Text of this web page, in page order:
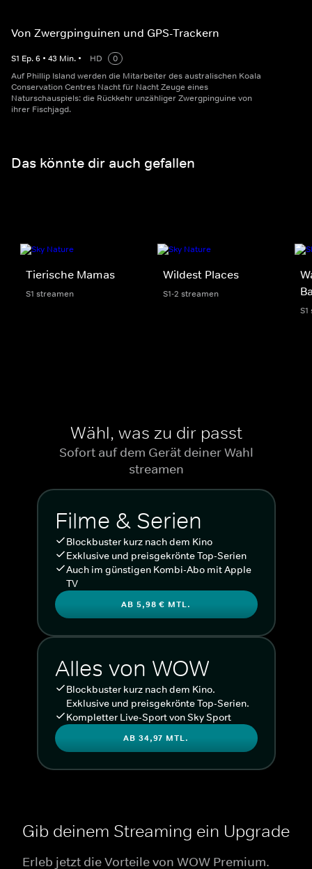
Von Zwergpinguinen und GPS-Trackern
S1 Ep.6 • 43 Min. • HD
0
Auf Phillip Island werden die Mitarbeiter des australischen Koala
Conservation Centres Nacht für Nacht Zeuge eines
Naturschauspiels: die Rückkehr unzähliger Zwergpinguine von
ihrer Fischjagd.
Das könnte dir auch gefallen
Tierische Mamas
S1 streamen
Wildest Places
S1-2 streamen
Wähl, was zu dir passt
Sofort auf dem Gerät deiner Wahl
streamen
Filme & Serien
Blockbuster kurz nach dem Kino
Exklusive und preisgekrönte Top-Serien
Auch im günstigen Kombi-Abo mit Apple
TV
AB 5,98 € MTL.
Alles von WOW
Blockbuster kurz nach dem Kino.
Exklusive und preisgekrönte Top-Serien.
Kompletter Live-Sport von Sky Sport
AB 34,97 MTL.
Gib deinem Streaming ein Upgrade
Erleb jetzt die Vorteile von WOW Premium.